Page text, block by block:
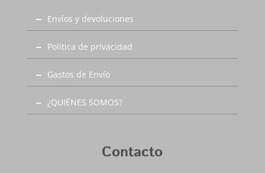
Envíos y devoluciones
Política de privacidad
Gastos de Envío
¿QUIÉNES SOMOS?
Contacto